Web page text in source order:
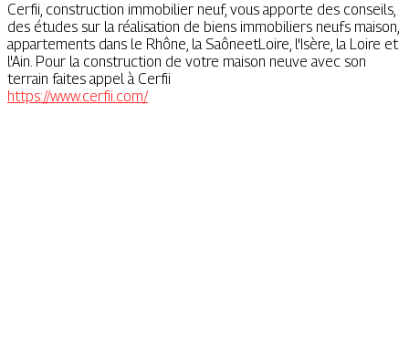
Cerfii, construction immobilier neuf, vous apporte des conseils,
des études sur la réalisation de biens immobiliers neufs maison,
appartements dans le Rhône, la SaôneetLoire, l'Isère, la Loire et
l'Ain. Pour la construction de votre maison neuve avec son
terrain faites appel à Cerfii
https://www.cerfii.com/